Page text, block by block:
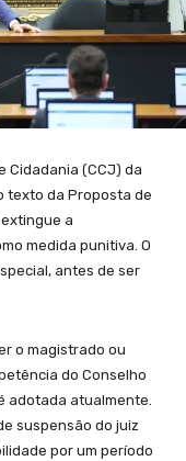
Cidadania (CCJ) da
texto da Proposta de
a
medida punitiva. O
antes de ser
o magistrado ou
do Conselho
adotada atualmente.
suspensão do juiz
por um período